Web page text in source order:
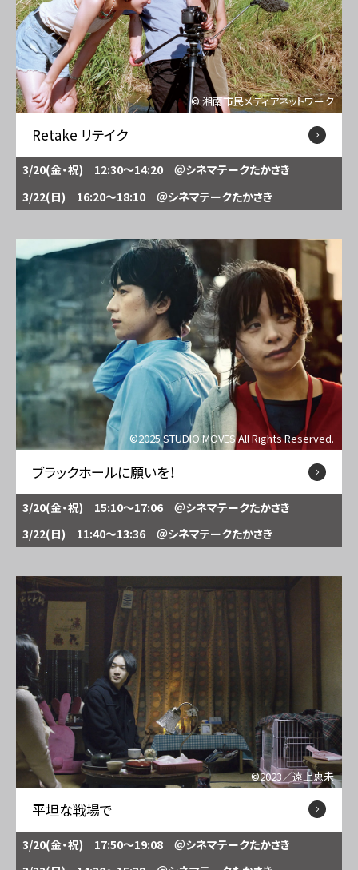
© 湘南市民メディアネットワーク
Retake リテイク
3/20(金・祝) 12:30～14:20 ＠シネマテークたかさき
3/22(日) 16:20～18:10 ＠シネマテークたかさき
©2025 STUDIO MOVES All Rights Reserved.
ブラックホールに願いを！
3/20(金・祝) 15:10～17:06 ＠シネマテークたかさき
3/22(日) 11:40～13:36 ＠シネマテークたかさき
©2023／遠上恵未
平坦な戦場で
3/20(金・祝) 17:50～19:08 ＠シネマテークたかさき